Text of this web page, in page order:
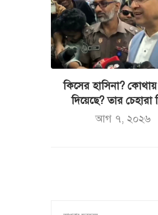
কিসের হাসিনা? কোথায়
দিয়েছে? তার চেহারা
আগ ৭, ২০২৬